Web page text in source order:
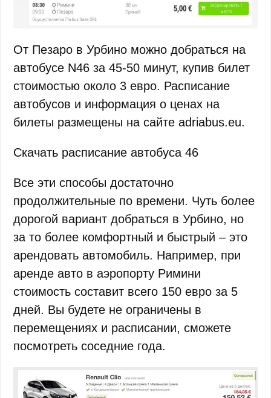
От Пезаро в Урбино можно добраться на
автобусе N46 за 45-50 минут, купив билет
стоимостью около 3 евро. Расписание
автобусов и информация о ценах на
билеты размещены на сайте adriabus.eu.
Скачать расписание автобуса 46
Все эти способы достаточно
продолжительные по времени. Чуть более
дорогой вариант добраться в Урбино, но
за то более комфортный и быстрый – это
арендовать автомобиль. Например, при
аренде авто в аэропорту Римини
стоимость составит всего 150 евро за 5
дней. Вы будете не ограничены в
перемещениях и расписании, сможете
посмотреть соседние года.